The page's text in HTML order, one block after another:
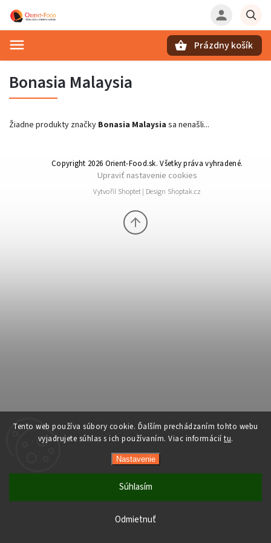
Tento web používa súbory cookie. Ďalším prechádzaním tohto webu
vyjadrujete súhlas s ich používaním. Viac informácií tu.
Nastavenie
Odmietnuť
Súhlasím
Počas horúcich dní neodporúčame doručenie do ParcelBoxov.
Produkty citlivé na vysoké teploty nemusia byť pri prevzatí v
Prázdny košík
Bonasia Malaysia
Žiadne produkty značky Bonasia Malaysia sa nenašli...
Copyright 2026 Orient-Food.sk. Všetky práva vyhradené.
Upraviť nastavenie cookies
Vytvořil Shoptet| Design Shoptak.cz